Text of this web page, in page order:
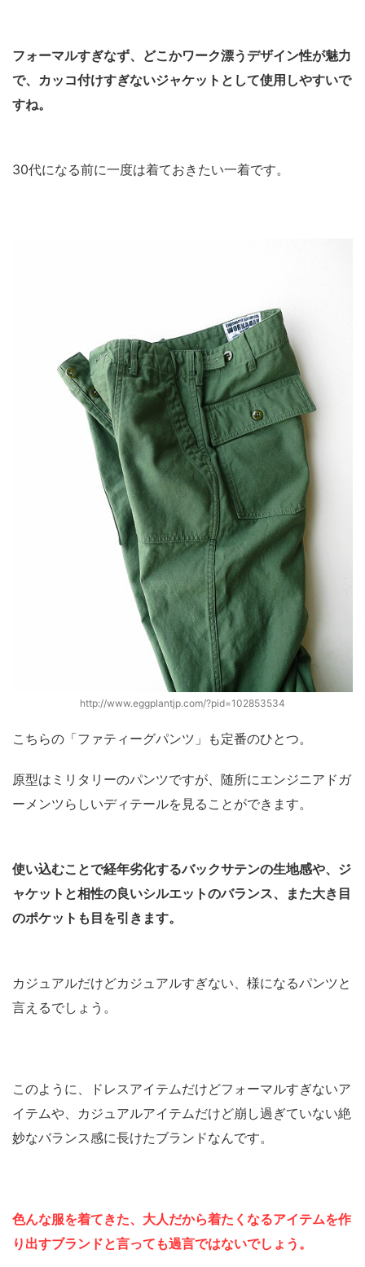
フォーマルすぎなず、どこかワーク漂うデザイン性が魅力
で、カッコ付けすぎないジャケットとして使用しやすいで
すね。
30代になる前に一度は着ておきたい一着です。
http://www.eggplantjp.com/?pid=102853534
こちらの「ファティーグパンツ」も定番のひとつ。
原型はミリタリーのパンツですが、随所にエンジニアドガ
ーメンツらしいディテールを見ることができます。
使い込むことで経年劣化するバックサテンの生地感や、ジ
ャケットと相性の良いシルエットのバランス、また大き目
のポケットも目を引きます。
カジュアルだけどカジュアルすぎない、様になるパンツと
言えるでしょう。
このように、ドレスアイテムだけどフォーマルすぎないア
イテムや、カジュアルアイテムだけど崩し過ぎていない絶
妙なバランス感に長けたブランドなんです。
色んな服を着てきた、大人だから着たくなるアイテムを作
り出すブランドと言っても過言ではないでしょう。